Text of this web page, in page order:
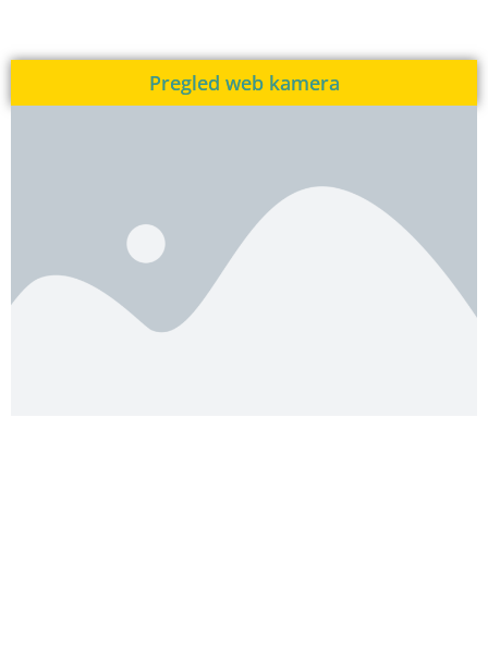
Pregled web kamera